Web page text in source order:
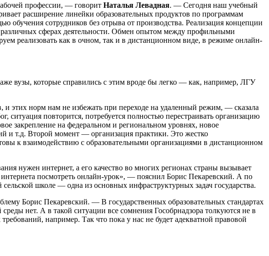
профессии, — говорит Наталья Левадная. — Сегодня наш учебный
расширение линейки образовательных продуктов по программам
сотрудников без отрыва от производства. Реализация концепции
сферах деятельности. Обмен опытом между профильными
реализовать как в очном, так и в дистанционном виде, в режиме онлайн-
вузы, которые справились с этим вроде бы легко — как, например, ЛГУ
этих норм нам не избежать при переходе на удаленный режим, — сказала
ситуация повторится, потребуется полностью перестраивать организацию
закрепление на федеральном и региональном уровнях, новое
и т.д. Второй момент — организация практики. Это жестко
к взаимодействию с образовательными организациями в дистанционном
нужен интернет, а его качество во многих регионах страны вызывает
посмотреть онлайн-урок», — пояснил Борис Пекаревский. А по
школе — одна из основных инфраструктурных задач государства.
Борис Пекаревский. — В государственных образовательных стандартах
нет. А в такой ситуации все сомнения Гособрнадзора толкуются не в
например. Так что пока у нас не будет адекватной правовой